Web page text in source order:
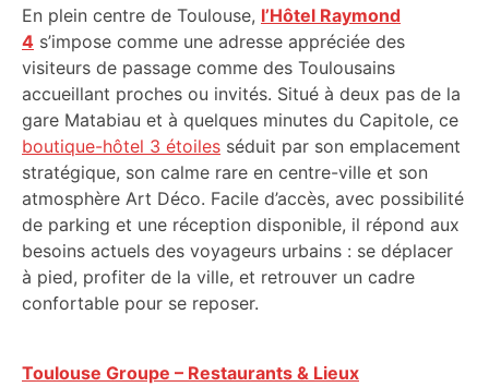
En plein centre de Toulouse, l’Hôtel Raymond
4 s’impose comme une adresse appréciée des
visiteurs de passage comme des Toulousains
accueillant proches ou invités. Situé à deux pas de la
gare Matabiau et à quelques minutes du Capitole, ce
boutique-hôtel 3 étoiles séduit par son emplacement
stratégique, son calme rare en centre-ville et son
atmosphère Art Déco. Facile d’accès, avec possibilité
de parking et une réception disponible, il répond aux
besoins actuels des voyageurs urbains : se déplacer
à pied, profiter de la ville, et retrouver un cadre
confortable pour se reposer.
Toulouse Groupe – Restaurants & Lieux